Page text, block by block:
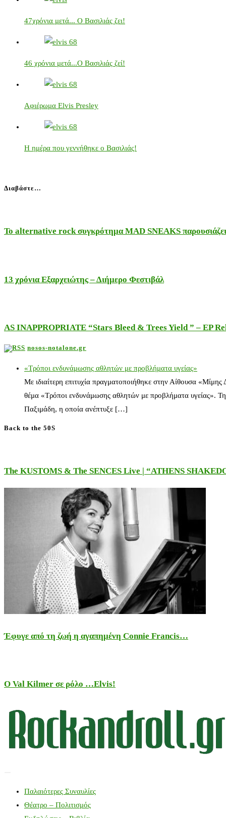
47χρόνια μετά... Ο Βασιλιάς ζει!
46 χρόνια μετά...Ο Βασιλιάς ζεί!
Αφιέρωμα Elvis Presley
Η ημέρα που γεννήθηκε ο Βασιλιάς!
Διαβάστε…
Το alternative rock συγκρότημα MAD SNEAKS
13 χρόνια Εξαρχειώτης – Διήμερο Φεστιβάλ
AS INAPPROPRIATE “Stars Bleed & Trees Yield ” – EP
nosos-notalone.gr
«Τρόποι ενδυνάμωσης αθλητών με προβλήματα υγείας»
Με ιδιαίτερη επιτυχία πραγματοποιήθηκε στην Αίθουσα
θέμα «Τρόποι ενδυνάμωσης αθλητών με προβλήματα υγείας».
Παξιμάδη, η οποία ανέπτυξε […]
Back to the 50S
The KUSTOMS & The SENCES Live | “ATHENS
Έφυγε από τη ζωή η αγαπημένη Connie Francis…
Ο Val Kilmer σε ρόλο …Elvis!
Παλαιότερες Συναυλίες
Θέατρο – Πολιτισμός